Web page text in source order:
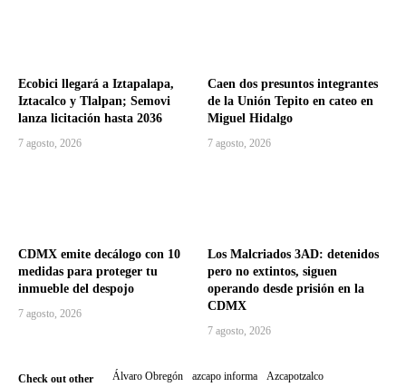
Ecobici llegará a Iztapalapa,
Iztacalco y Tlalpan; Semovi
lanza licitación hasta 2036
7 agosto, 2026
Caen dos presuntos integrantes
de la Unión Tepito en cateo en
Miguel Hidalgo
7 agosto, 2026
CDMX emite decálogo con 10
medidas para proteger tu
inmueble del despojo
7 agosto, 2026
Los Malcriados 3AD: detenidos
pero no extintos, siguen
operando desde prisión en la
CDMX
7 agosto, 2026
Check out other
Álvaro Obregón azcapo informa Azcapotzalco